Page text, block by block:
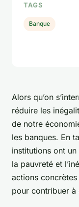
Alors qu’on
réduire les
de notre
les banques. En
institutions ont
la pauvreté et
actions
pour contribuer
TAGS
Banque